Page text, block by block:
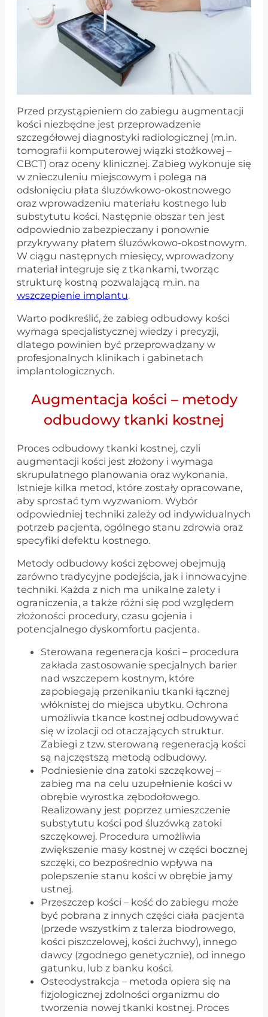
Przed przystąpieniem do zabiegu augmentacji
kości niezbędne jest przeprowadzenie
szczegółowej diagnostyki radiologicznej (m.in.
tomografii komputerowej wiązki stożkowej –
CBCT) oraz oceny klinicznej. Zabieg wykonuje się
w znieczuleniu miejscowym i polega na
odsłonięciu płata śluzówkowo-okostnowego
oraz wprowadzeniu materiału kostnego lub
substytutu kości. Następnie obszar ten jest
odpowiednio zabezpieczany i ponownie
przykrywany płatem śluzówkowo-okostnowym.
W ciągu następnych miesięcy, wprowadzony
materiał integruje się z tkankami, tworząc
strukturę kostną pozwalającą m.in. na
wszczepienie implantu.
Warto podkreślić, że zabieg odbudowy kości
wymaga specjalistycznej wiedzy i precyzji,
dlatego powinien być przeprowadzany w
profesjonalnych klinikach i gabinetach
implantologicznych.
Augmentacja kości – metody
odbudowy tkanki kostnej
Proces odbudowy tkanki kostnej, czyli
augmentacji kości jest złożony i wymaga
skrupulatnego planowania oraz wykonania.
Istnieje kilka metod, które zostały opracowane,
aby sprostać tym wyzwaniom. Wybór
odpowiedniej techniki zależy od indywidualnych
potrzeb pacjenta, ogólnego stanu zdrowia oraz
specyfiki defektu kostnego.
Metody odbudowy kości zębowej obejmują
zarówno tradycyjne podejścia, jak i innowacyjne
techniki. Każda z nich ma unikalne zalety i
ograniczenia, a także różni się pod względem
złożoności procedury, czasu gojenia i
potencjalnego dyskomfortu pacjenta.
Sterowana regeneracja kości – procedura
zakłada zastosowanie specjalnych barier
nad wszczepem kostnym, które
zapobiegają przenikaniu tkanki łącznej
włóknistej do miejsca ubytku. Ochrona
umożliwia tkance kostnej odbudowywać
się w izolacji od otaczających struktur.
Zabiegi z tzw. sterowaną regeneracją kości
są najczęstszą metodą odbudowy.
Podniesienie dna zatoki szczękowej –
zabieg ma na celu uzupełnienie kości w
obrębie wyrostka zębodołowego.
Realizowany jest poprzez umieszczenie
substytutu kości pod śluzówką zatoki
szczękowej. Procedura umożliwia
zwiększenie masy kostnej w części bocznej
szczęki, co bezpośrednio wpływa na
polepszenie stanu kości w obrębie jamy
ustnej.
Przeszczep kości – kość do zabiegu może
być pobrana z innych części ciała pacjenta
(przede wszystkim z talerza biodrowego,
kości piszczelowej, kości żuchwy), innego
dawcy (zgodnego genetycznie), od innego
gatunku, lub z banku kości.
Osteodystrakcja – metoda opiera się na
fizjologicznej zdolności organizmu do
tworzenia nowej tkanki kostnej. Proces